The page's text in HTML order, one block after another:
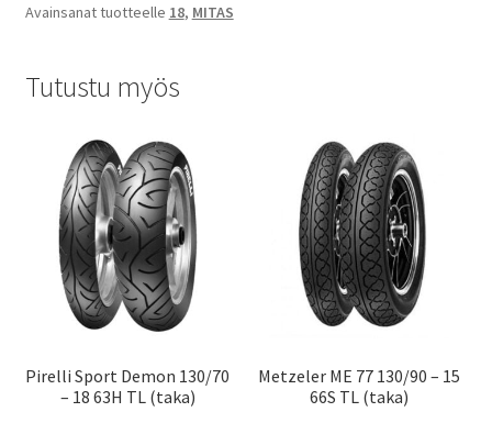
Avainsanat tuotteelle 18, MITAS
Tutustu myös
Pirelli Sport Demon 130/70
– 18 63H TL (taka)
Metzeler ME 77 130/90 – 15
66S TL (taka)